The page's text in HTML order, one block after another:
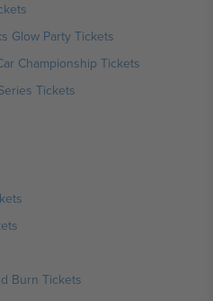
Glow Party Tickets
Championship Tickets
Tickets
Burn Tickets